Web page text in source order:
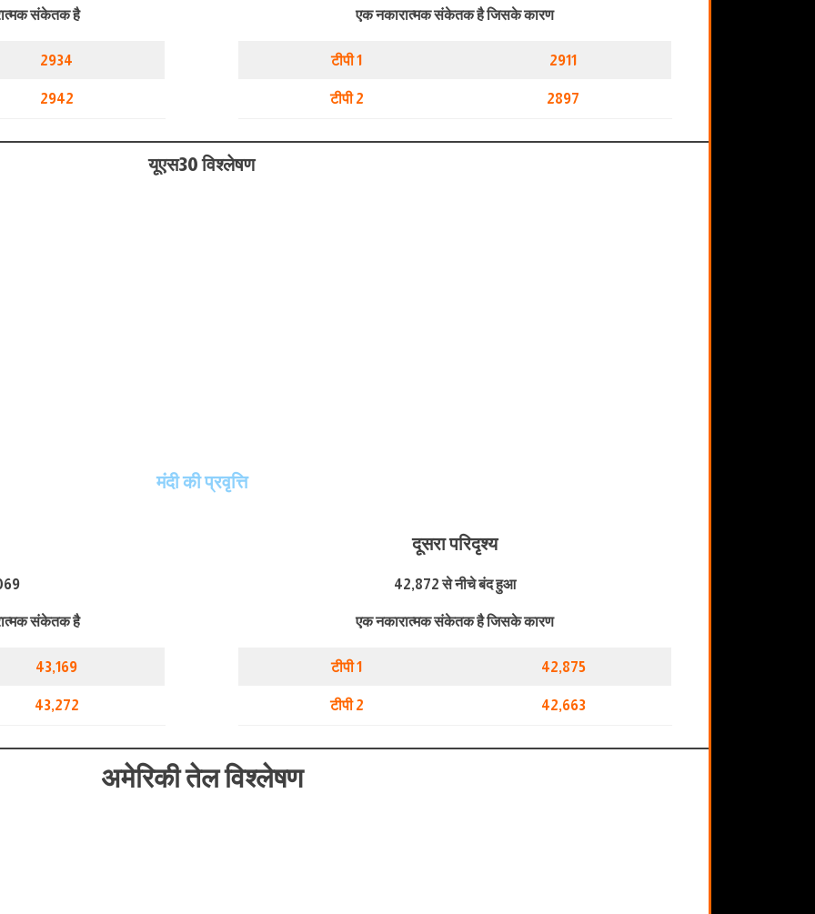
संकेतक है
2934
2942
एक नकारात्मक संकेतक है जिसके कारण
टीपी 1 2911
टीपी 2 2897
यूएस30 विश्लेषण
मंदी की प्रवृत्ति
संकेतक है
43,169
43,272
दूसरा परिदृश्य
42,872 से नीचे बंद हुआ
एक नकारात्मक संकेतक है जिसके कारण
टीपी 1 42,875
टीपी 2 42,663
अमेरिकी तेल विश्लेषण